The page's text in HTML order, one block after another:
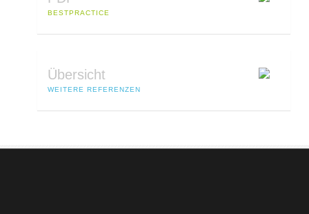
BESTPRACTICE
Übersicht
WEITERE REFERENZEN